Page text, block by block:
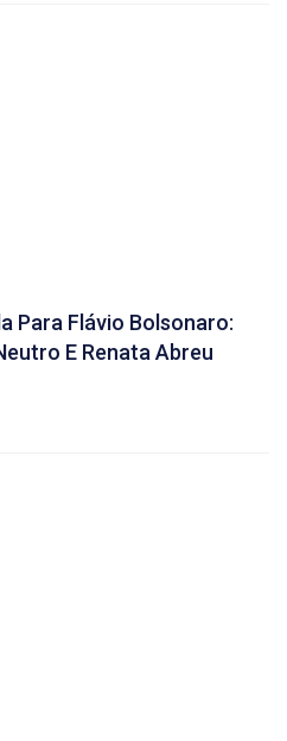
Para Flávio Bolsonaro:
E Renata Abreu